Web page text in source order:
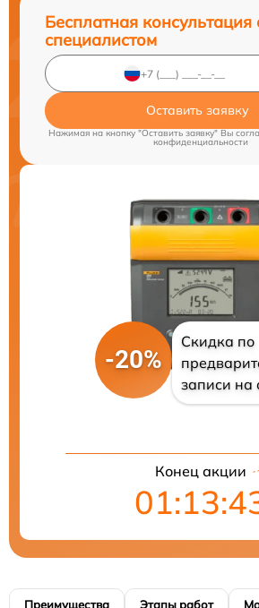
Бесплатная консультация
специалистом
Оставить заявку
Нажимая на кнопку "Оставить заявку" Вы
конфиденциальности
-20%
Скидка по
записи на
Конец акции
Преимущества Этапы работ